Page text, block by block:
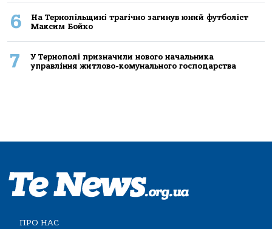
6
На Тернопільщині трагічно загинув юний футболіст
Максим Бойко
7
У Тернополі призначили нового начальника
управління житлово-комунального господарства
ПРО НАС